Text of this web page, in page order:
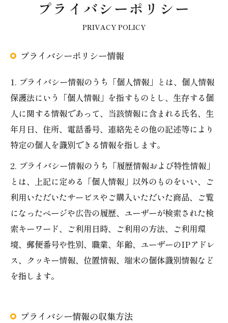
プライバシーポリシー
PRIVACY POLICY
プライバシーポリシー情報
1. プライバシー情報のうち「個人情報」とは、個人情報
保護法にいう「個人情報」を指すものとし、生存する個
人に関する情報であって、当該情報に含まれる氏名、生
年月日、住所、電話番号、連絡先その他の記述等により
特定の個人を識別できる情報を指します。
2. プライバシー情報のうち「履歴情報および特性情報」
とは、上記に定める「個人情報」以外のものをいい、ご
利用いただいたサービスやご購入いただいた商品、ご覧
になったページや広告の履歴、ユーザーが検索された検
索キーワード、ご利用日時、ご利用の方法、ご利用環
境、郵便番号や性別、職業、年齢、ユーザーのIPアドレ
ス、クッキー情報、位置情報、端末の個体識別情報など
を指します。
プライバシー情報の収集方法